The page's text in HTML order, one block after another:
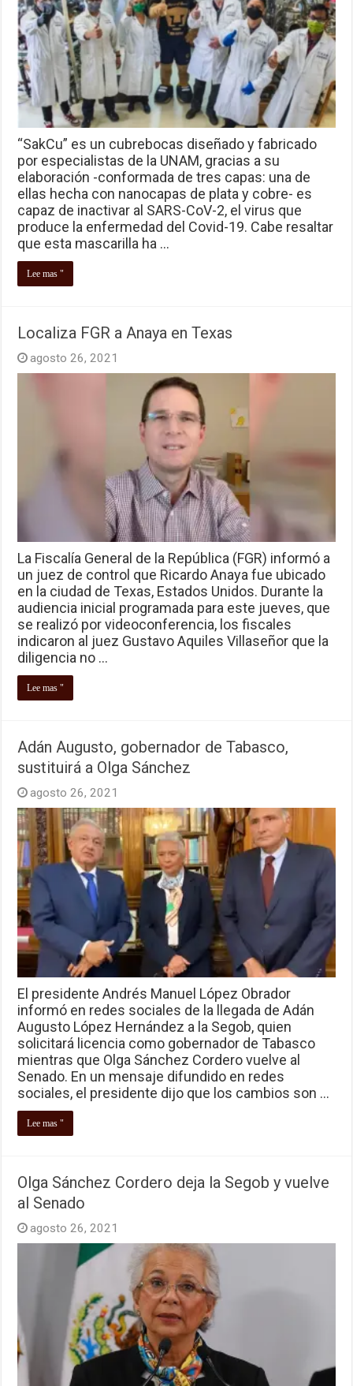
“SakCu” es un cubrebocas diseñado y fabricado
por especialistas de la UNAM, gracias a su
elaboración -conformada de tres capas: una de
ellas hecha con nanocapas de plata y cobre- es
capaz de inactivar al SARS-CoV-2, el virus que
produce la enfermedad del Covid-19. Cabe resaltar
que esta mascarilla ha …
Lee mas "
Localiza FGR a Anaya en Texas
agosto 26, 2021
La Fiscalía General de la República (FGR) informó a
un juez de control que Ricardo Anaya fue ubicado
en la ciudad de Texas, Estados Unidos. Durante la
audiencia inicial programada para este jueves, que
se realizó por videoconferencia, los fiscales
indicaron al juez Gustavo Aquiles Villaseñor que la
diligencia no …
Lee mas "
Adán Augusto, gobernador de Tabasco,
sustituirá a Olga Sánchez
agosto 26, 2021
El presidente Andrés Manuel López Obrador
informó en redes sociales de la llegada de Adán
Augusto López Hernández a la Segob, quien
solicitará licencia como gobernador de Tabasco
mientras que Olga Sánchez Cordero vuelve al
Senado. En un mensaje difundido en redes
sociales, el presidente dijo que los cambios son …
Lee mas "
Olga Sánchez Cordero deja la Segob y vuelve
al Senado
agosto 26, 2021